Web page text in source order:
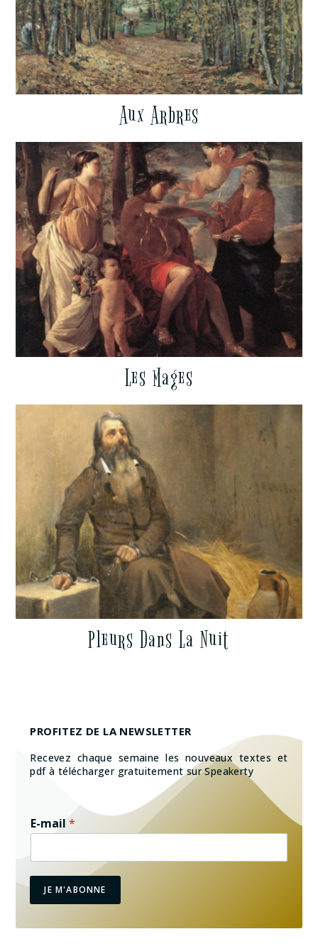
Aux Arbres
Les Mages
Pleurs Dans La Nuit
PROFITEZ DE LA NEWSLETTER
Recevez chaque semaine les nouveaux textes et
pdf à télécharger gratuitement sur Speakerty
E-mail*
JE M'ABONNE